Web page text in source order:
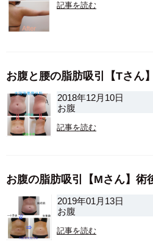
記事を読む
お腹と腰の脂肪吸引【Tさん】
2018年12月10日
お腹
記事を読む
お腹の脂肪吸引【Mさん】術
2019年01月13日
お腹
記事を読む